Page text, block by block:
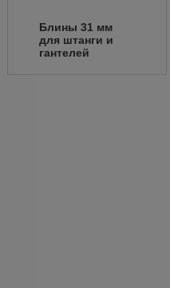
Блины 31 мм
для штанги и
гантелей